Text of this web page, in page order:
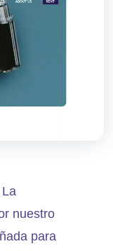
La
nuestro
para